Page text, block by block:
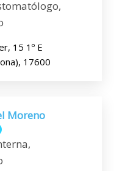
15 1º E
17600
Moreno